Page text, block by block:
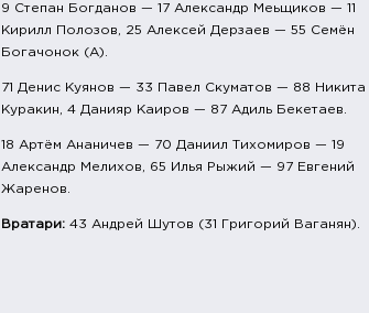
9 Степан Богданов — 17 Александр Меьщиков — 11
Кирилл Полозов, 25 Алексей Дерзаев — 55 Семён
Богачонок (А).
71 Денис Куянов — 33 Павел Скуматов — 88 Никита
Куракин, 4 Данияр Каиров — 87 Адиль Бекетаев.
18 Артём Ананичев — 70 Даниил Тихомиров — 19
Александр Мелихов, 65 Илья Рыжий — 97 Евгений
Жаренов.
Вратари: 43 Андрей Шутов (31 Григорий Ваганян).